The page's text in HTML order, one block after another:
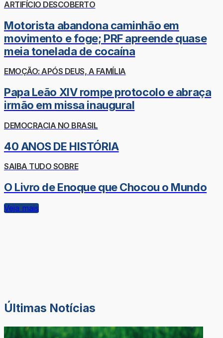
ARTIFÍCIO DESCOBERTO
Motorista abandona caminhão em
movimento e foge; PRF apreende quase
meia tonelada de cocaína
EMOÇÃO: APÓS DEUS, A FAMÍLIA
Papa Leão XIV rompe protocolo e abraça
irmão em missa inaugural
DEMOCRACIA NO BRASIL
40 ANOS DE HISTÓRIA
SAIBA TUDO SOBRE
O Livro de Enoque que Chocou o Mundo
Veja mais
Últimas Notícias